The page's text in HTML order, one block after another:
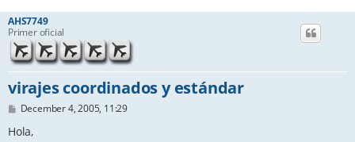
AHS7749
Primer oficial
virajes coordinados y estándar
P
s
December 4, 2005, 11:29
Hola,